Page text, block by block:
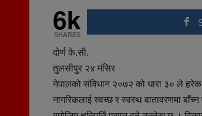
6k
SHARES
दोर्ण के.सी.
तुलसीपुर २४ मंसिर
नेपालको संविधान २०७२ को धारा ३० ले
नागरिकलाई स्वच्छ र स्वस्थ वातावरणमा